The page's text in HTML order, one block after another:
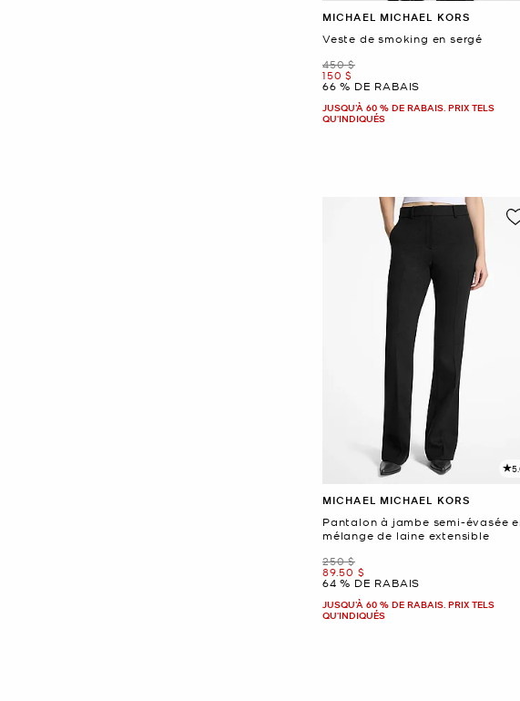
MICHAEL MICHAEL KORS
Veste de smoking en sergé
était
450 $
maintenant
150 $
66 % DE RABAIS
JUSQU’À 60 % DE RABAIS. PRIX TELS
QU'INDIQUÉS
MICHAEL MICHAEL KORS
Pantalon à jambe semi-évasée
mélange de laine extensible
était
250 $
maintenant
89.50 $
64 % DE RABAIS
JUSQU’À 60 % DE RABAIS. PRIX TELS
QU'INDIQUÉS